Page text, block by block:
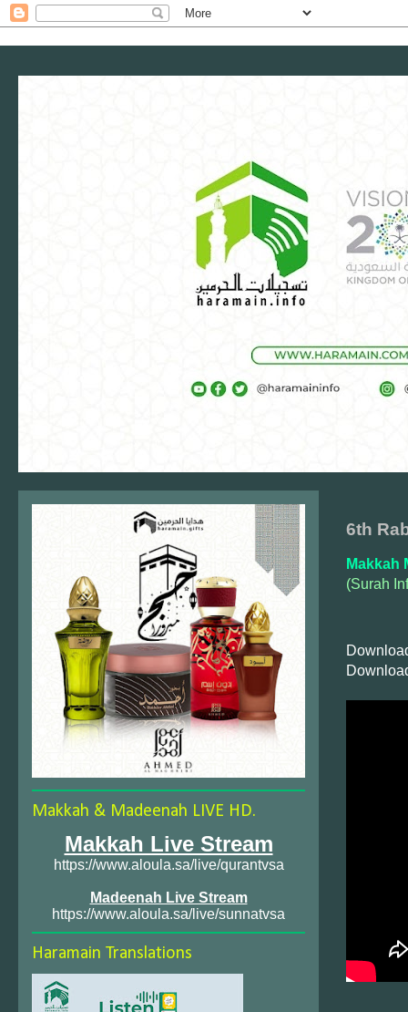
6th
Makkah
(Surah
Makkah & Madeenah LIVE HD.
Makkah Live Stream
https://www.aloula.sa/live/qurantvsa
Madeenah Live Stream
https://www.aloula.sa/live/sunnatvsa
Haramain Translations